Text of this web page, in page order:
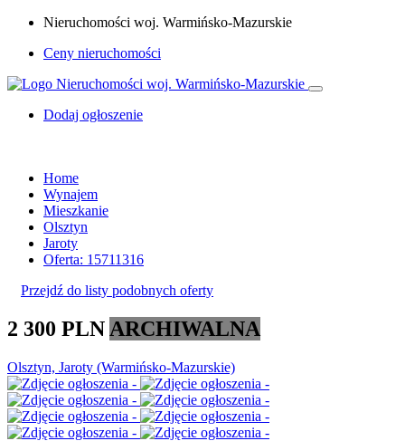
Nieruchomości woj. Warmińsko-Mazurskie
Ceny nieruchomości
Dodaj ogłoszenie
Home
Wynajem
Mieszkanie
Olsztyn
Jaroty
Oferta: 15711316
Przejdź do listy podobnych oferty
2 300 PLN ARCHIWALNA
Olsztyn, Jaroty (Warmińsko-Mazurskie)